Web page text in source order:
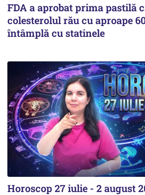
FDA a aprobat prima pastilă
colesterolul rău cu aproape
întâmplă cu statinele
Horoscop 27 iulie - 2 august